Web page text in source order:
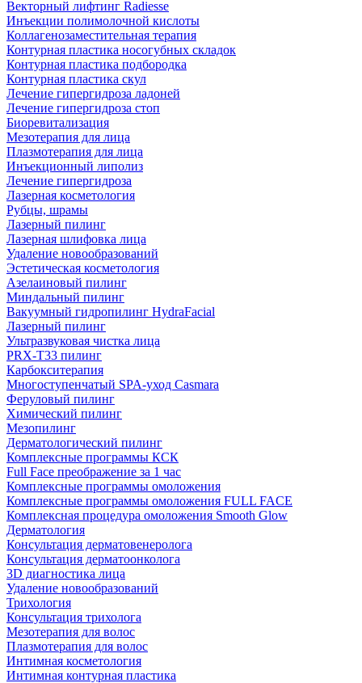
Векторный лифтинг Radiesse
Инъекции полимолочной кислоты
Коллагенозаместительная терапия
Контурная пластика носогубных складок
Контурная пластика подбородка
Контурная пластика скул
Лечение гипергидроза ладоней
Лечение гипергидроза стоп
Биоревитализация
Мезотерапия для лица
Плазмотерапия для лица
Инъекционный липолиз
Лечение гипергидроза
Лазерная косметология
Рубцы, шрамы
Лазерный пилинг
Лазерная шлифовка лица
Удаление новообразований
Эстетическая косметология
Азелаиновый пилинг
Миндальный пилинг
Вакуумный гидропилинг HydraFacial
Лазерный пилинг
Ультразвуковая чистка лица
PRX-T33 пилинг
Карбокситерапия
Многоступенчатый SPA-уход Сasmara
Феруловый пилинг
Химический пилинг
Мезопилинг
Дерматологический пилинг
Комплексные программы КСК
Full Face преображение за 1 час
Комплексные программы омоложения
Комплексные программы омоложения FULL FACE
Комплексная процедура омоложения Smooth Glow
Дерматология
Консультация дерматовенеролога
Консультация дерматоонколога
3D диагностика лица
Удаление новообразований
Трихология
Консультация трихолога
Мезотерапия для волос
Плазмотерапия для волос
Интимная косметология
Интимная контурная пластика